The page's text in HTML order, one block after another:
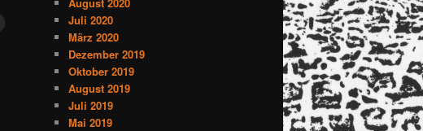
Juli 2020
März 2020
Dezember 2019
Oktober 2019
August 2019
Juli 2019
Mai 2019